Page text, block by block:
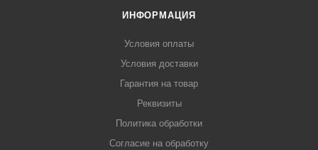
ИНФОРМАЦИЯ
Условия оплаты
Условия доставки
Гарантия на товар
Реквизиты
Политика обработки
Согласие на обработку